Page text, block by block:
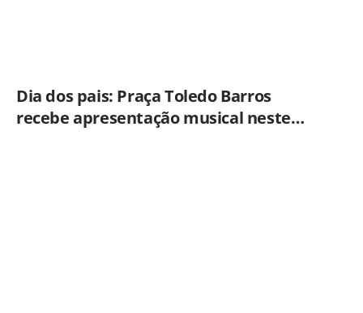
Dia dos pais: Praça Toledo Barros
recebe apresentação musical neste